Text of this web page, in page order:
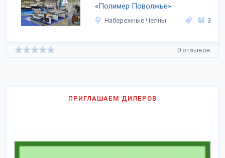
«Полимер Поволжье»
Набережные Челны 3
0 отзывов
ПРИГЛАШАЕМ ДИЛЕРОВ